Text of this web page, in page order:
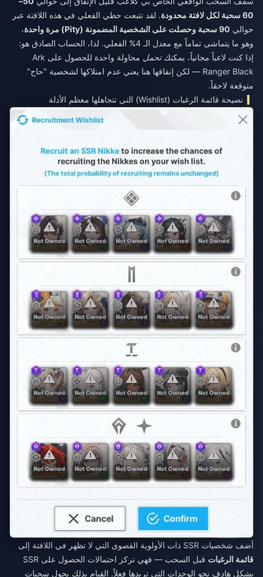
60 سحبة لكل لافتة محدودة
. لقد تتبعت حظي الفعلي في هذه اللافتة عبر
حوالي 90 سحبة وحصلت على الشخصية المضمونة (Pity) مرة واحدة
،
وهو ما يتماشى تماماً مع معدل الـ 4% الفعلي. لذا، الحساب الصادق هو:
إذا كنت لاعباً مجانياً، يمكنكتحمل
محاولة واحدة للحصول على Ark
Ranger Black — لكن إنفاقها هنا يعني عدم امتلاكها لشخصية "حاج"
متوقعة لاحقاً.
نصيحة قائمة الرغبات (Wishlist) التي تتجاهلها معظم الأدلة
أضف شخصيات SSR ذات الأولوية القصوى التي لا تظهر في اللافتة إلى
قائمة الرغبات
قبل السحب — فهي تركز احتمالات الحصول على SSR
بشكل هادف نحو الوحدات التي تريدها فعلاً. القيام بذلك يحول سحبات